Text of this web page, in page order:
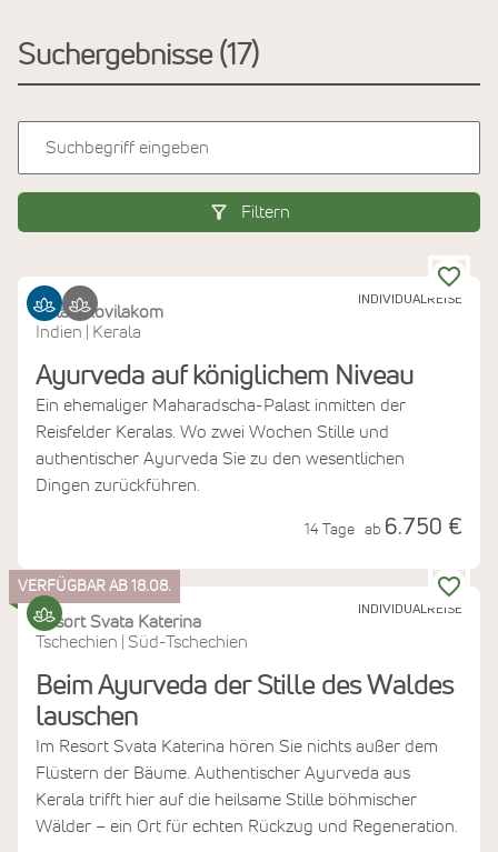
Suchergebnisse 17
Filtern
INDIVIDUALREISE
Kalari Kovilakom
Indien
Kerala
Ayurveda auf königlichem Niveau
Ein ehemaliger Maharadscha-Palast inmitten der
Reisfelder Keralas. Wo zwei Wochen Stille und
authentischer Ayurveda Sie zu den wesentlichen
Dingen zurückführen.
14 Tage ab 6.750 €
INDIVIDUALREISE
VERFÜGBAR AB 18.08.
Resort Svata Katerina
Tschechien
Süd-Tschechien
Beim Ayurveda der Stille des Waldes
lauschen
Im Resort Svata Katerina hören Sie nichts außer dem
Flüstern der Bäume. Authentischer Ayurveda aus
Kerala trifft hier auf die heilsame Stille böhmischer
Wälder – ein Ort für echten Rückzug und Regeneration.